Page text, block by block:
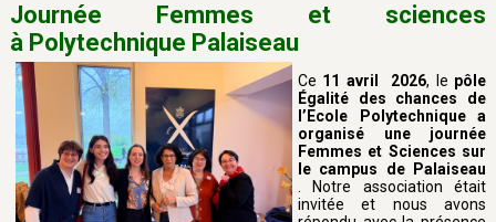
Journée Femmes et sciences
à Polytechnique Palaiseau
Ce 11 avril 2026, le pôle
Égalité des chances de​
l’Ecole Polytechnique a
organisé une journée
Femmes et Sciences sur
le campus de Palaiseau
. Notre association était
invitée et nous avons